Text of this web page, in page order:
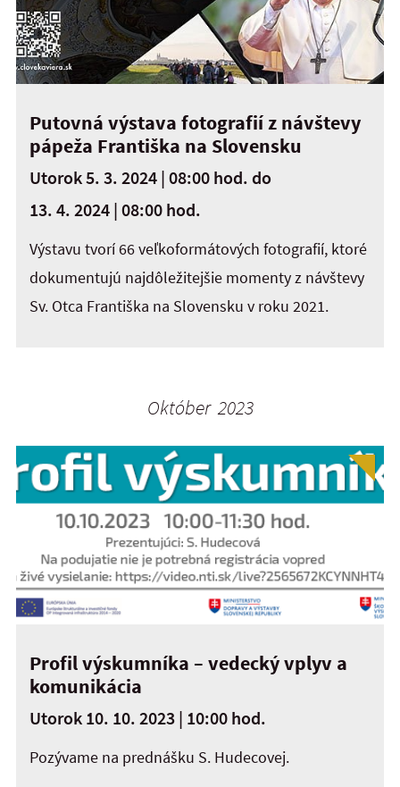
Putovná výstava fotografií z návštevy
pápeža Františka na Slovensku
Utorok 5. 3. 2024 | 08:00 hod. do
13. 4. 2024 | 08:00 hod.
Výstavu tvorí 66 veľkoformátových fotografií, ktoré
dokumentujú najdôležitejšie momenty z návštevy
Sv. Otca Františka na Slovensku v roku 2021.
Október 2023
Profil výskumníka – vedecký vplyv a
komunikácia
Utorok 10. 10. 2023 | 10:00 hod.
Pozývame na prednášku S. Hudecovej.